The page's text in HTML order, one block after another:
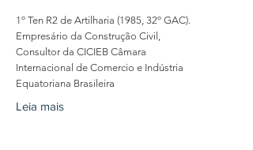
1º Ten R2 de Artilharia (1985, 32º GAC).
Empresário da Construção Civil,
Consultor da CICIEB Câmara
Internacional de Comercio e Indústria
Equatoriana Brasileira
Leia mais